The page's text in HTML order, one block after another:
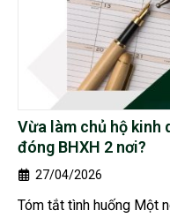
Vừa làm chủ hộ kinh
đóng BHXH 2 nơi?
27/04/2026
Tóm tắt tình huống Một